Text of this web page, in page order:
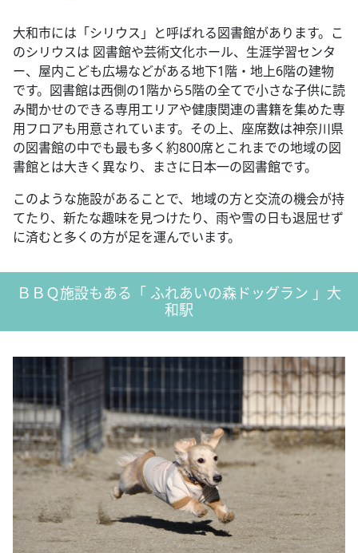
大和市には「シリウス」と呼ばれる図書館があります。こ
のシリウスは 図書館や芸術文化ホール、生涯学習センタ
ー、屋内こども広場などがある地下1階・地上6階の建物
です。図書館は西側の1階から5階の全てで小さな子供に読
み聞かせのできる専用エリアや健康関連の書籍を集めた専
用フロアも用意されています。その上、座席数は神奈川県
の図書館の中でも最も多く約800席とこれまでの地域の図
書館とは大きく異なり、まさに日本一の図書館です。
このような施設があることで、地域の方と交流の機会が持
てたり、新たな趣味を見つけたり、雨や雪の日も退屈せず
に済むと多くの方が足を運んでいます。
ＢＢＱ施設もある「 ふれあいの森ドッグラン 」大
和駅